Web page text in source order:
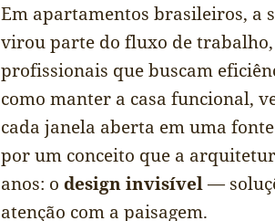
Em apartamentos brasileiros, a
virou parte do fluxo de trabalho,
profissionais que buscam
como manter a casa funcional,
cada janela aberta em uma
por um conceito que a
anos: odesign invisível—
atenção com a paisagem.